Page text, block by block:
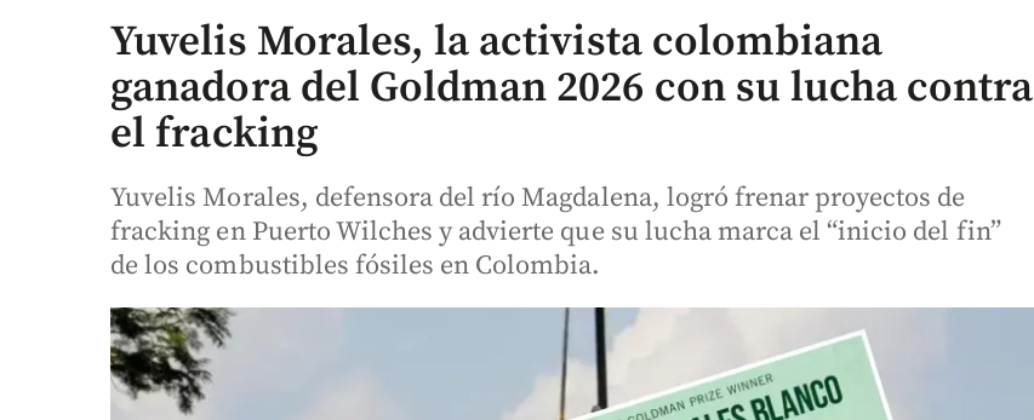
Yuvelis Morales, la activista colombiana
ganadora del Goldman 2026 con su lucha contra
el fracking
Yuvelis Morales, defensora del río Magdalena, logró frenar proyectos de
fracking en Puerto Wilches y advierte que su lucha marca el “inicio del fin”
de los combustibles fósiles en Colombia.